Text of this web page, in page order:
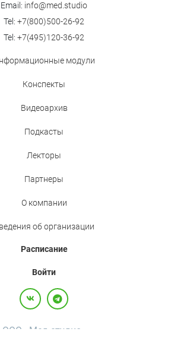
Email: info@med.studio
Tel: +7(800)500-26-92
Tel: +7(495)120-36-92
модули
Конспекты
Видеоархив
Подкасты
Лекторы
Партнеры
О компании
об организации
Расписание
Войти
ООО «Мед.студио»